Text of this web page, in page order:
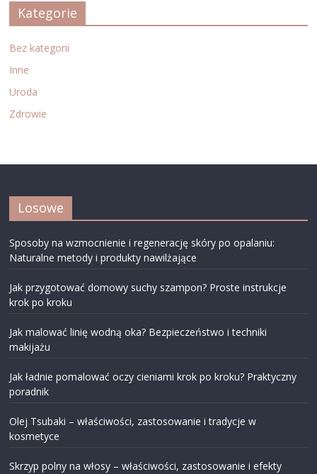
Kategorie
Bez kategorii
Inne
Uroda
Zdrowie
Losowe
Sposoby na wzmocnienie i regenerację skóry po opalaniu:
Naturalne metody i produkty nawilżające
Jak przygotować domowy suchy szampon? Proste instrukcje
krok po kroku
Jak malować linię wodną oka? Bezpieczeństwo i techniki
makijażu
Jak ładnie pomalować oczy cieniami krok po kroku? Praktyczny
poradnik
Olej Tsubaki – właściwości, zastosowanie i tradycje w
kosmetyce
Skrzyp polny na włosy – właściwości, zastosowanie i efekty